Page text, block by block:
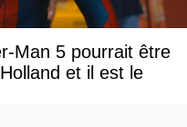
Man 5 pourrait être
et il est le